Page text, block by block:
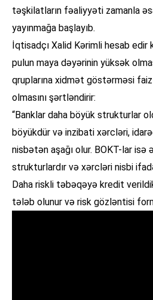
təşkilatların fəaliyyəti zamanla
yayınmağa başlayıb.
İqtisadçı Xalid Kərimli hesab edir
pulun maya dəyərinin yüksək
qruplarına xidmət göstərməsi
olmasını şərtləndirir:
“Banklar daha böyük strukturlar
böyükdür və inzibati xərcləri,
nisbətən aşağı olur. BOKT-lar isə
strukturlardır və xərcləri nisbi
Daha riskli təbəqəyə kredit
tələb olunur və risk gözləntisi